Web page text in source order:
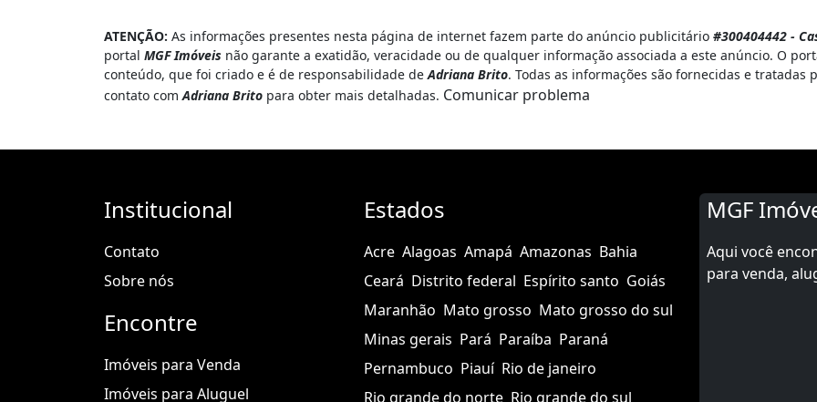
ATENÇÃO: As informações presentes nesta página de internet fazem parte do anúncio publicitário #300404442 -
portal MGF Imóveis não garante a exatidão, veracidade ou de qualquer informação associada a este anúncio. O
conteúdo, que foi criado e é de responsabilidade de Adriana Brito. Todas as informações são fornecidas e tratadas
contato com Adriana Brito para obter mais detalhadas. Comunicar problema
Institucional
Contato
Sobre nós
Encontre
Imóveis para Venda
Imóveis para Aluguel
Estados
Acre Alagoas Amapá Amazonas Bahia
Ceará Distrito federal Espírito santo Goiás
Maranhão Mato grosso Mato grosso do sul
Minas gerais Pará Paraíba Paraná
Pernambuco Piauí Rio de janeiro
Rio grande do norte Rio grande do sul
MGF
Aqui você
para venda,